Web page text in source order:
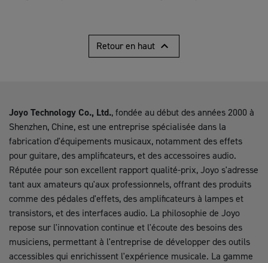
Retour en haut 
Joyo Technology Co., Ltd., fondée au début des années 2000 à
Shenzhen, Chine, est une entreprise spécialisée dans la
fabrication d'équipements musicaux, notamment des effets
pour guitare, des amplificateurs, et des accessoires audio.
Réputée pour son excellent rapport qualité-prix, Joyo s'adresse
tant aux amateurs qu'aux professionnels, offrant des produits
comme des pédales d'effets, des amplificateurs à lampes et
transistors, et des interfaces audio. La philosophie de Joyo
repose sur l'innovation continue et l'écoute des besoins des
musiciens, permettant à l'entreprise de développer des outils
accessibles qui enrichissent l'expérience musicale. La gamme